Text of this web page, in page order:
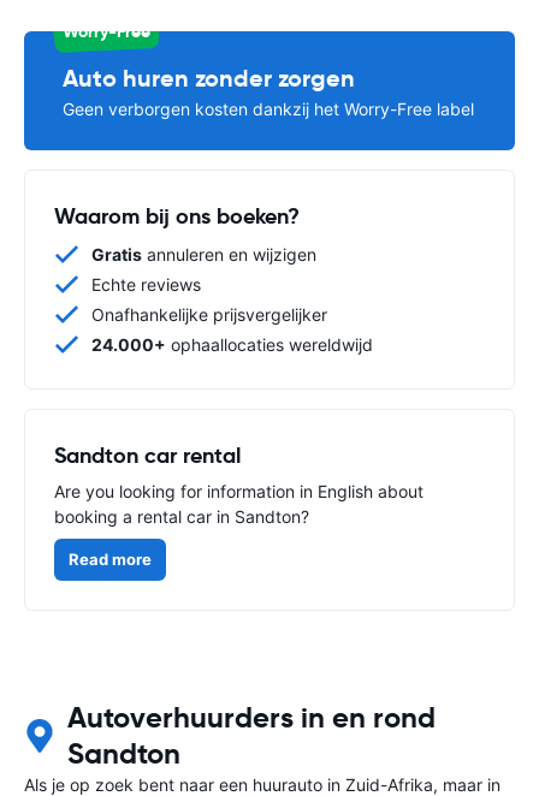
Worry-Free
Auto huren zonder zorgen
Geen verborgen kosten dankzij het Worry-Free label
Waarom bij ons boeken?
Gratis annuleren en wijzigen
Echte reviews
Onafhankelijke prijsvergelijker
24.000+ ophaallocaties wereldwijd
Sandton car rental
Are you looking for information in English about
booking a rental car in Sandton?
Read more
Autoverhuurders in en rond
Sandton
Als je op zoek bent naar een huurauto in Zuid-Afrika, maar in